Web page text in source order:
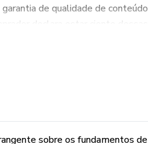
de qualidade de conteúdo
declara estar ciente dessas
acessados aqui,
sobre os fundamentos de